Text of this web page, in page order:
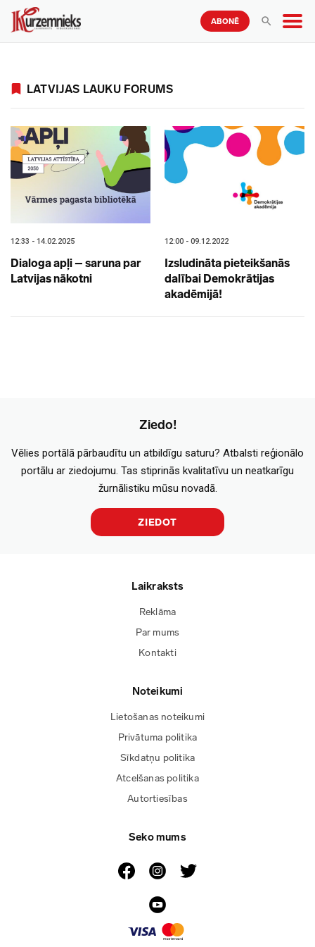
ABONĒ
LATVIJAS LAUKU FORUMS
12:33 - 14.02.2025
Dialoga apļi – saruna par
Latvijas nākotni
12:00 - 09.12.2022
Izsludināta pieteikšanās
dalībai Demokrātijas
akadēmijā!
Ziedo!
Vēlies portālā pārbaudītu un atbildīgu saturu? Atbalsti reģionālo
portālu ar ziedojumu. Tas stiprinās kvalitatīvu un neatkarīgu
žurnālistiku mūsu novadā.
ZIEDOT
Laikraksts
Reklāma
Par mums
Kontakti
Noteikumi
Lietošanas noteikumi
Privātuma politika
Sīkdatņu politika
Atcelšanas politika
Autortiesības
Seko mums